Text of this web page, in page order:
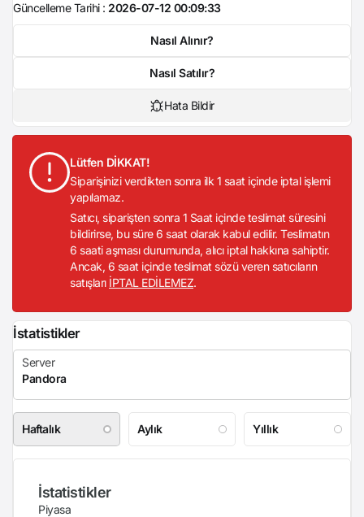
Güncelleme Tarihi : 2026-07-12 00:09:33
Nasıl Alınır?
Nasıl Satılır?
Hata Bildir
Lütfen DİKKAT!
Siparişinizi verdikten sonra ilk 1 saat içinde iptal işlemi
yapılamaz.
Satıcı, siparişten sonra 1 Saat içinde teslimat süresini
bildirirse, bu süre 6 saat olarak kabul edilir. Teslimatın
6 saati aşması durumunda, alıcı iptal hakkına sahiptir.
Ancak, 6 saat içinde teslimat sözü veren satıcıların
satışları İPTAL EDİLEMEZ.
İstatistikler
Haftalık Aylık Yıllık
İstatistikler
Piyasa